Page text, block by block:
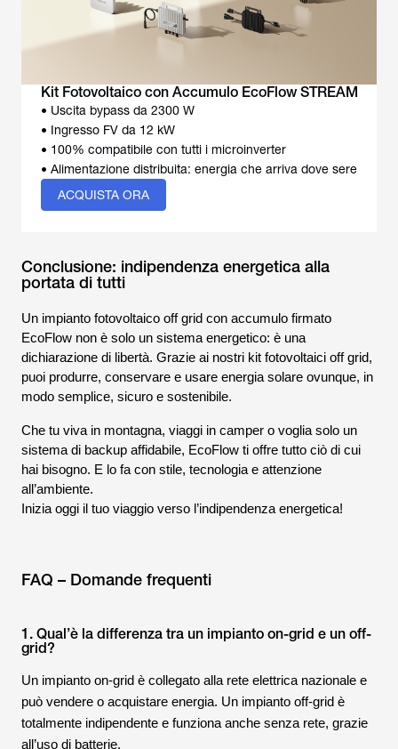
Kit Fotovoltaico con Accumulo EcoFlow STREAM
• Uscita bypass da 2300 W
• Ingresso FV da 12 kW
• 100% compatibile con tutti i microinverter
• Alimentazione distribuita: energia che arriva dove sere
ACQUISTA ORA
Conclusione: indipendenza energetica alla
portata di tutti
Un impianto fotovoltaico off grid con accumulo firmato
EcoFlow non è solo un sistema energetico: è una
dichiarazione di libertà. Grazie ai nostri kit fotovoltaici off grid,
puoi produrre, conservare e usare energia solare ovunque, in
modo semplice, sicuro e sostenibile.
Che tu viva in montagna, viaggi in camper o voglia solo un
sistema di backup affidabile, EcoFlow ti offre tutto ciò di cui
hai bisogno. E lo fa con stile, tecnologia e attenzione
all’ambiente.
Inizia oggi il tuo viaggio verso l’indipendenza energetica!
FAQ – Domande frequenti
1. Qual’è la differenza tra un impianto on-grid e un off-
grid?
Un impianto on-grid è collegato alla rete elettrica nazionale e
può vendere o acquistare energia. Un impianto off-grid è
totalmente indipendente e funziona anche senza rete, grazie
all’uso di batterie.